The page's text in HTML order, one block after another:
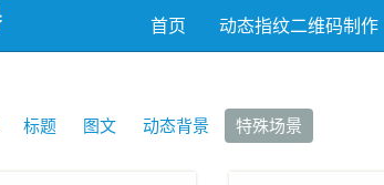
首页 动态指纹二维码制作
标题 图文 动态背景 特殊场景